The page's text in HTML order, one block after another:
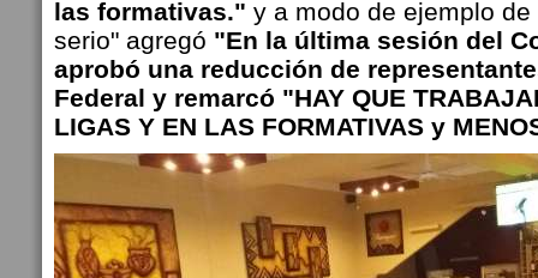
las formativas." y a modo de ejemplo
serio" agregó "En la última sesión del
aprobó una reducción de
Federal y remarcó "HAY QUE
LIGAS Y EN LAS FORMATIVAS y